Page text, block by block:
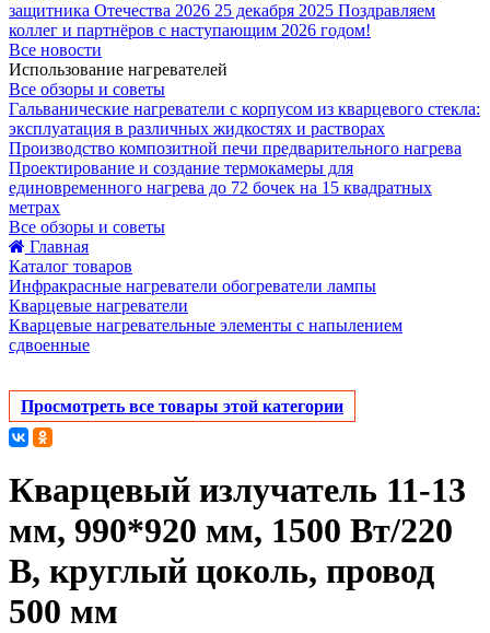
защитника Отечества 2026 25 декабря 2025 Поздравляем
коллег и партнёров с наступающим 2026 годом!
Все новости
Использование нагревателей
Все обзоры и советы
Гальванические нагреватели с корпусом из кварцевого стекла:
эксплуатация в различных жидкостях и растворах
Производство композитной печи предварительного нагрева
Проектирование и создание термокамеры для
единовременного нагрева до 72 бочек на 15 квадратных
метрах
Все обзоры и советы
Главная
Каталог товаров
Инфракрасные нагреватели обогреватели лампы
Кварцевые нагреватели
Кварцевые нагревательные элементы с напылением
сдвоенные
Просмотреть все товары этой категории
Кварцевый излучатель 11-13
мм, 990*920 мм, 1500 Вт/220
В, круглый цоколь, провод
500 мм